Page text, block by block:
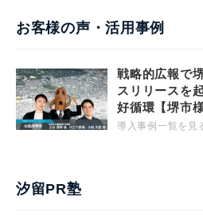
お客様の声・活用事例
戦略的広報で
スリリースを
好循環【堺市様
導入事例一覧を見
汐留PR塾